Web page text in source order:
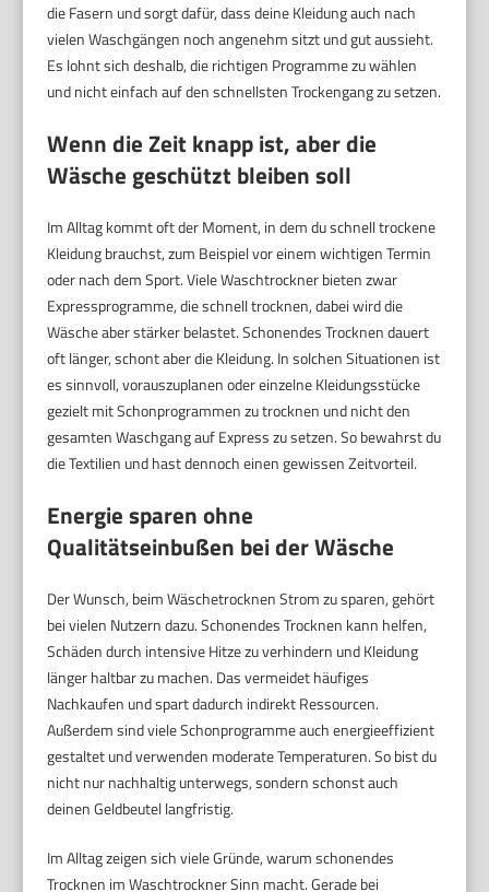
die Fasern und sorgt dafür, dass deine Kleidung auch nach
vielen Waschgängen noch angenehm sitzt und gut aussieht.
Es lohnt sich deshalb, die richtigen Programme zu wählen
und nicht einfach auf den schnellsten Trockengang zu setzen.
Wenn die Zeit knapp ist, aber die
Wäsche geschützt bleiben soll
Im Alltag kommt oft der Moment, in dem du schnell trockene
Kleidung brauchst, zum Beispiel vor einem wichtigen Termin
oder nach dem Sport. Viele Waschtrockner bieten zwar
Expressprogramme, die schnell trocknen, dabei wird die
Wäsche aber stärker belastet. Schonendes Trocknen dauert
oft länger, schont aber die Kleidung. In solchen Situationen ist
es sinnvoll, vorauszuplanen oder einzelne Kleidungsstücke
gezielt mit Schonprogrammen zu trocknen und nicht den
gesamten Waschgang auf Express zu setzen. So bewahrst du
die Textilien und hast dennoch einen gewissen Zeitvorteil.
Energie sparen ohne
Qualitätseinbußen bei der Wäsche
Der Wunsch, beim Wäschetrocknen Strom zu sparen, gehört
bei vielen Nutzern dazu. Schonendes Trocknen kann helfen,
Schäden durch intensive Hitze zu verhindern und Kleidung
länger haltbar zu machen. Das vermeidet häufiges
Nachkaufen und spart dadurch indirekt Ressourcen.
Außerdem sind viele Schonprogramme auch energieeffizient
gestaltet und verwenden moderate Temperaturen. So bist du
nicht nur nachhaltig unterwegs, sondern schonst auch
deinen Geldbeutel langfristig.
Im Alltag zeigen sich viele Gründe, warum schonendes
Trocknen im Waschtrockner Sinn macht. Gerade bei